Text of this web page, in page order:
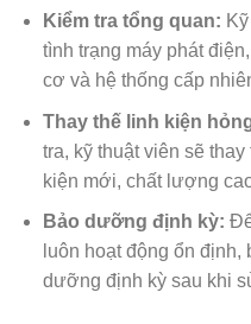
Kiểm tra tổng quan:
tình trạng máy phát
cơ và hệ thống cấp
Thay thế linh kiện
tra, kỹ thuật viên sẽ
kiện mới, chất lượng
Bảo dưỡng định kỳ:
luôn hoạt động ổn
dưỡng định kỳ sau khi